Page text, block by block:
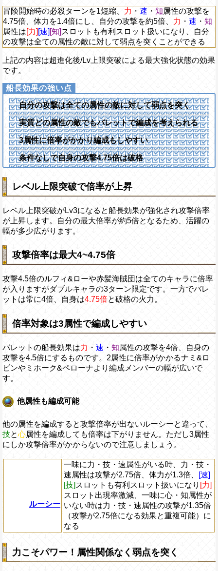
Lv5
のターン内で自分が通常攻撃で与
倍の無属性ダメージを与え、必殺
攻撃以外のダメージを1にする効果
ンの間力・速・知属性の攻撃を2.5
自分の基礎攻撃力を+1000する
海賊祭耐性：痺れを回避、技属性
冒険開始時の必殺ターンを1短縮、 力 ・ 速 ・ 知属性の攻撃を
4.75倍、体力を1.4倍にし、自分の攻撃を約5倍、 力 ・ 速 ・ 知
属性は[力] [速] [知] スロットも有利スロット扱いになり、自分
の攻撃は全ての属性の敵に対して弱点を突くことができる
上記の内容は超進化後/Lv上限突破による最大強化状態の効果
です。
自分の攻撃は全ての属性の敵に対して弱点を突く
実質どの属性の敵でもバレットで編成を考えられる
3属性に倍率がかかり編成もしやすい
条件なしで自身の攻撃4.75倍は破格
レベル上限突破で倍率が上昇
レベル上限突破がLv3になると船長効果が強化され攻撃倍率
が上昇します。自分の最大倍率が約5倍となるため、活躍の
幅が多少広がります。
攻撃倍率は最大4~4.75倍
攻撃4.5倍のルフィ&ローや赤髪海賊団は全てのキャラに倍率
が入りますがダブルキャラの3ターン限定です。一方でバレ
ットは常に4倍、自身は4.75倍と破格の火力。
倍率対象は3属性で編成しやすい
バレットの船長効果は力 ・ 速 ・ 知属性の攻撃を4倍、自身の
攻撃を4.5倍にするものです。2属性に倍率がかかるナミ&ロ
ビンやミホーク&ペローナより編成メンバーの幅が広いで
す。
他属性も編成可能
他の属性を編成すると攻撃倍率が出ないルーシーと違って、
技と心属性を編成しても倍率は下がりません。ただし3属性
にしか攻撃倍率がかからないので注意しましょう。
ルーシー
一味に力・技・速属性がいる時、力・技・
速属性は攻撃が2.75倍、体力が1.3倍、
[速]
[技] スロットも有利スロット扱いになり [力]
スロット出現率激減、一味に心・知属性が
いない時は力・技・速属性の攻撃が1.35倍
（攻撃が2.75倍になる効果と重複可能）に
なる
力こそパワー！属性関係なく弱点を突く